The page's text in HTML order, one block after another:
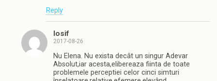
Reply
Iosif
2017-08-26
Nu Elena. Nu exista decât un singur Adevar
Absolut,iar acesta,elibereaza fiinta de toate
problemele perceptiei celor cinci simturi